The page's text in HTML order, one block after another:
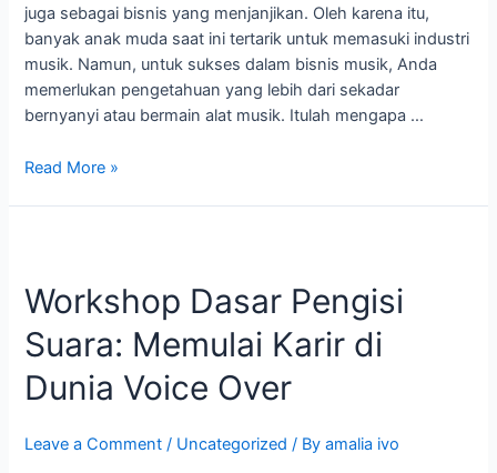
juga sebagai bisnis yang menjanjikan. Oleh karena itu,
banyak anak muda saat ini tertarik untuk memasuki industri
musik. Namun, untuk sukses dalam bisnis musik, Anda
memerlukan pengetahuan yang lebih dari sekadar
bernyanyi atau bermain alat musik. Itulah mengapa …
Read More »
Workshop Dasar Pengisi
Suara: Memulai Karir di
Dunia Voice Over
Leave a Comment / Uncategorized / Byamalia ivo
Pengisi
Suara:
Memulai
di
Voice